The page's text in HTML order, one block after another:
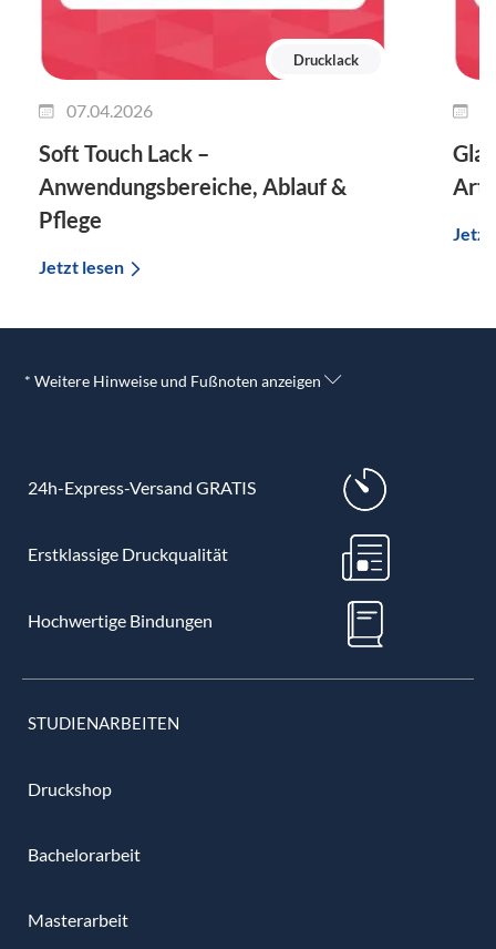
Drucklack
07.04.2026
Soft Touch Lack –
Anwendungsbereiche, Ablauf &
Pflege
Jetzt lesen
Jetzt
* Weitere Hinweise und Fußnoten anzeigen
24h-Express-Versand GRATIS
Erstklassige Druckqualität
Hochwertige Bindungen
STUDIENARBEITEN
Druckshop
Bachelorarbeit
Masterarbeit